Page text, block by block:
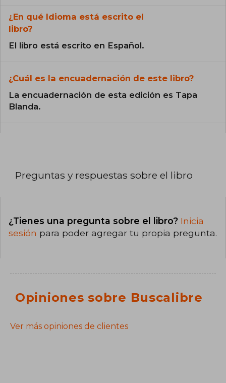
¿En qué Idioma está escrito el
libro?
El libro está escrito en Español.
¿Cuál es la encuadernación de este libro?
La encuadernación de esta edición es Tapa
Blanda.
Preguntas y respuestas sobre el libro
¿Tienes una pregunta sobre el libro? Inicia
sesión para poder agregar tu propia pregunta.
Opiniones sobre Buscalibre
Ver más opiniones de clientes